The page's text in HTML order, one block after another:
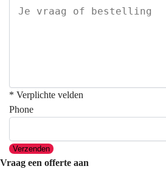
* Verplichte velden
Phone
Verzenden
Vraag een offerte aan